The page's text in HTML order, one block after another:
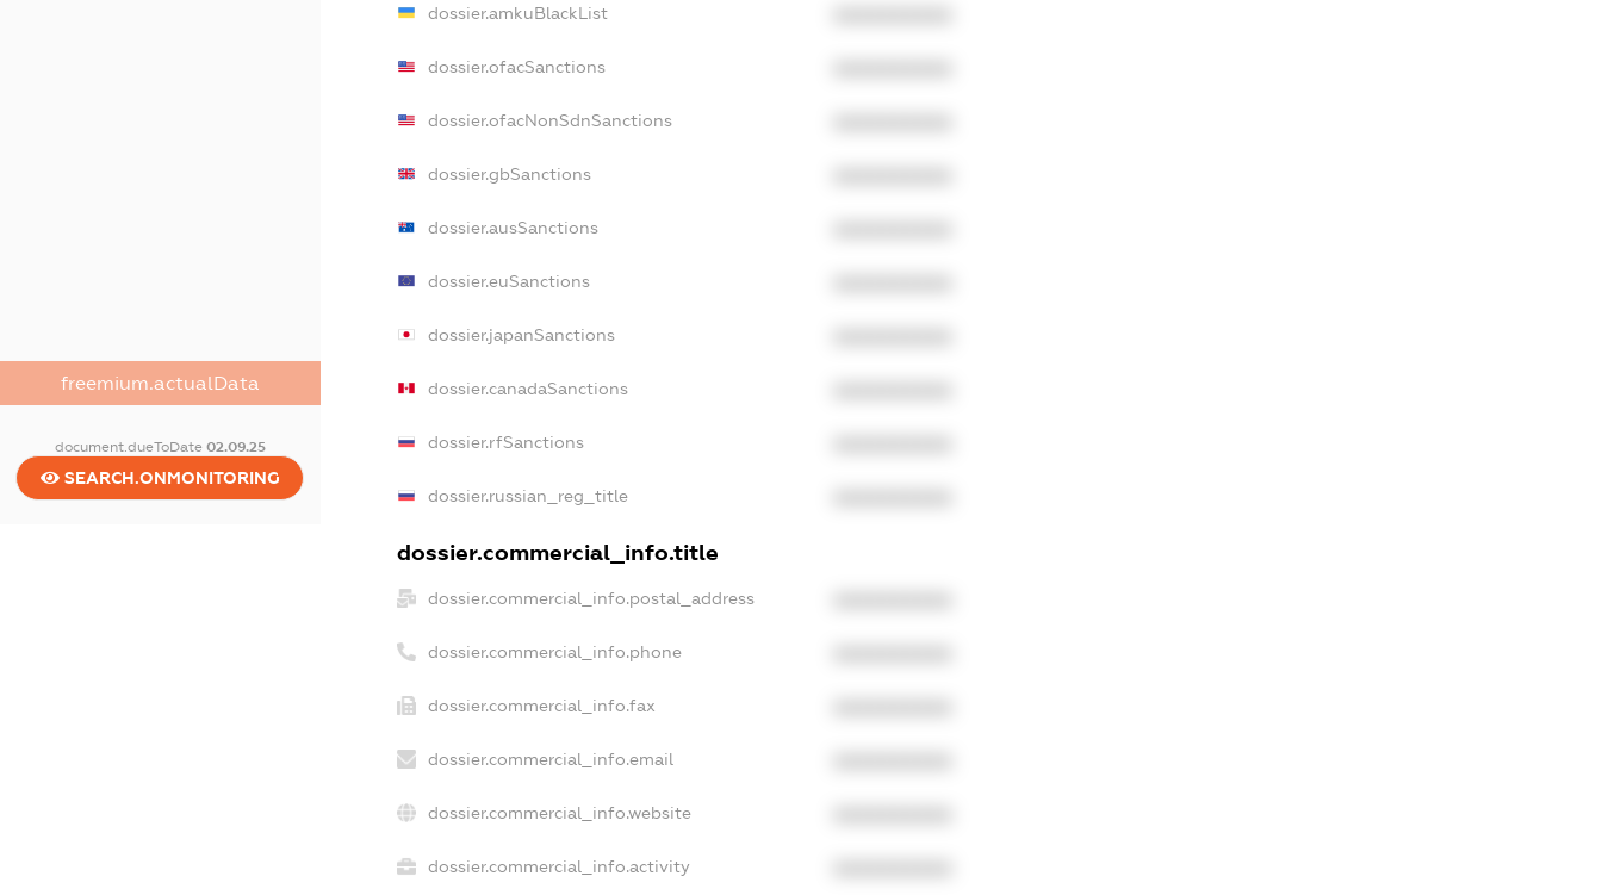
freemium.actualData
document.dueToDate 02.09.25
SEARCH.ONMONITORING
dossier.amkuBlackList
dossier.ofacSanctions
dossier.ofacNonSdnSanctions
dossier.gbSanctions
dossier.ausSanctions
dossier.euSanctions
dossier.japanSanctions
dossier.canadaSanctions
dossier.rfSanctions
dossier.russian_reg_title
dossier.commercial_info.title
dossier.commercial_info.postal_address
dossier.commercial_info.phone
dossier.commercial_info.fax
dossier.commercial_info.email
dossier.commercial_info.website
dossier.commercial_info.activity